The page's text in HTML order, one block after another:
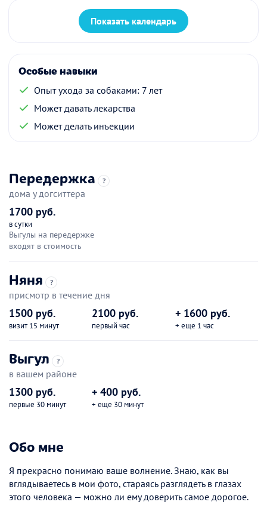
Показать календарь
Особые навыки
Опыт ухода за собаками: 7 лет
Может давать лекарства
Может делать инъекции
Передержка ?
дома у догситтера
1700 руб.
в сутки
Выгулы на передержке
входят в стоимость
Няня ?
присмотр в течение дня
1500 руб.
визит 15 минут
2100 руб.
первый час
+ 1600 руб.
+ еще 1 час
Выгул ?
в вашем районе
1300 руб.
первые 30 минут
+ 400 руб.
+ еще 30 минут
Обо мне
Я прекрасно понимаю ваше волнение. Знаю, как вы
вглядываетесь в мои фото, стараясь разглядеть в глазах
этого человека — можно ли ему доверить самое дорогое.